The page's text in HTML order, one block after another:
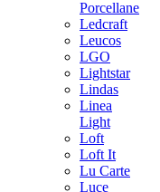
Porcellane
Ledcraft
Leucos
LGO
Lightstar
Lindas
Linea
Light
Loft
Loft It
Lu Carte
Luce